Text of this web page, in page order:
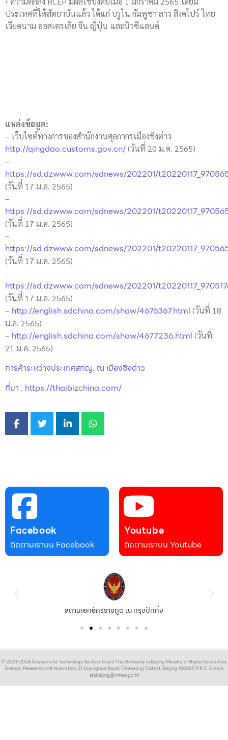
ประเทศที่ให้สัตยาบันแล้ว ได้แก่ บรูไน กัมพูชา ลาว สิงคโปร์ ไทย
เวียดนาม ออสเตรเลีย จีน ญี่ปุ่น และนิวซีแลนด์
แหล่งข้อมูล:
– เว็บไซต์ทางการของสำนักงานศุลกากรเมืองชิงต่าว
http://qingdao.customs.gov.cn/(วันที่ 20 ม.ค. 2565)
–
https://sd.dzwww.com/sdnews/202201/
(วันที่ 17 ม.ค. 2565)
–
https://sd.dzwww.com/sdnews/202201/
(วันที่ 17 ม.ค. 2565)
–
https://sd.dzwww.com/sdnews/202201/
(วันที่ 17 ม.ค. 2565)
–
https://sd.dzwww.com/sdnews/202201/
(วันที่ 17 ม.ค. 2565)
– http://english.sdchina.com/show/4676367.html (วันที่ 18
ม.ค. 2565)
– http://english.sdchina.com/show/4677236.html (วันที่
21 ม.ค. 2565)
การค้าระหว่างประเทศสกญ. ณ เมืองชิงต่าว
ที่มา : https://thaibizchina.com/
Facebook
ติดตามเราบน Facebook
Youtube
ติดตามเราบน Youtube
สถานเอกอัครราชทูต ณ กรุงปักกิ่ง
© 2020-2024 Science and Technology Section, Royal Thai Embassy in Beijing Ministry of Higher Education,
Science, Research and Innovation, 21 Guanghua Road, Chaoyang District, Beijing 100600 P.R.C. E-mail:
stsbeijing@mhesi.go.th